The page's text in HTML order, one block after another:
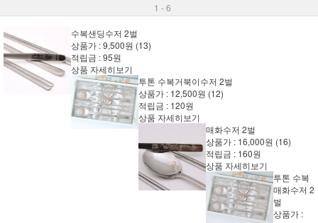
1 - 6
수복샌딩수저 2벌
상품가 :9,500원 (13)
적립금 :95원
상품 자세히보기
투톤 수복거북이수저 2벌
상품가 : 12,500원 (12)
적립금 : 120원
상품 자세히보기
매화수저 2벌
상품가 : 16,000원 (16)
적립금 : 160원
상품 자세히보기
투톤 수복
매화수저 2
벌
상품가 :